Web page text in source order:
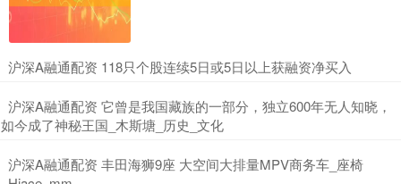
​沪深A融通配资 118只个股连续5日或5日以上获融资净买入
​沪深A融通配资 它曾是我国藏族的一部分，独立600年无人知晓，
如今成了神秘王国_木斯塘_历史_文化
​沪深A融通配资 丰田海狮9座 大空间大排量MPV商务车_座椅